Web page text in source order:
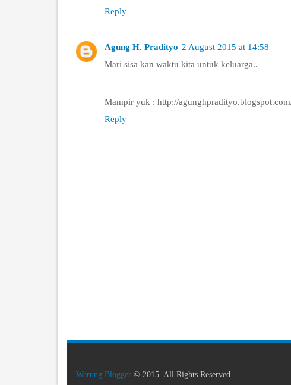
Reply
Agung H. Pradityo 2 August 2015 at 14:58
Mari sisa kan waktu kita untuk keluarga..
Mampir yuk : http://
Reply
Warung Blogger © 2015. All Rights Reserved.